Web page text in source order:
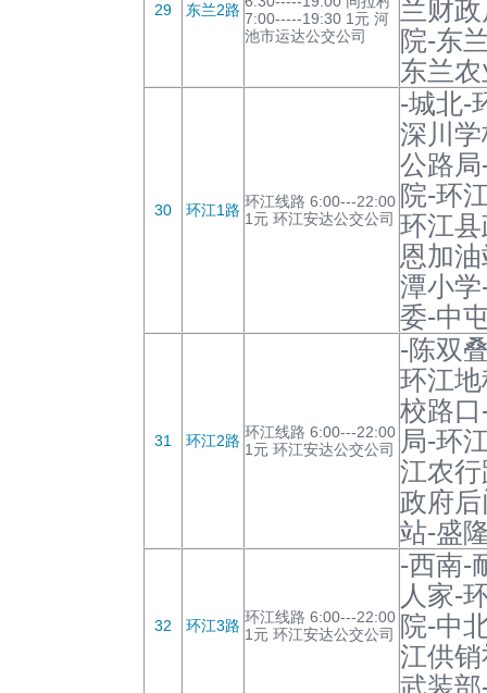
29 东兰2路 7:00-----19:30 1元 河
池市运达公交公司
兰财
院-东
东兰
30 环江1路 环江线路 6:00---22:00
1元 环江安达公交公司
-城北-
深川
公路
院-环
环江
恩加
潭小
委-中
31 环江2路 环江线路 6:00---22:00
1元 环江安达公交公司
-陈双
环江
校路
局-环
江农
政府
站-盛
32 环江3路 环江线路 6:00---22:00
1元 环江安达公交公司
-西南-
人家-
院-中
江供
武装